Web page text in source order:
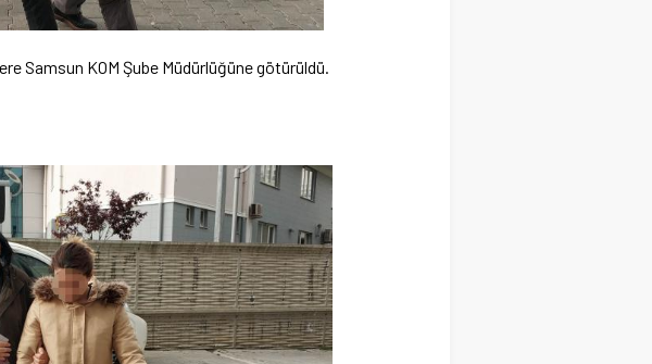
Samsun KOM Şube Müdürlüğüne götürüldü.